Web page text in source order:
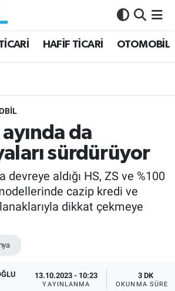
HAFİF TİCARİ OTOMOBİL
da
sürdürüyor
devreye aldığı HS, ZS ve %100
cazip kredi ve
dikkat çekmeye
13.10.2023 - 10:23
YAYINLANMA
3 DK
OKUNMA SÜRESI